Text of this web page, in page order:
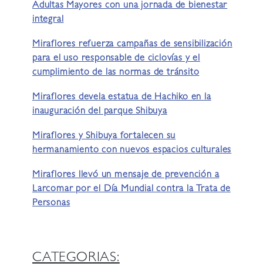
Adultas Mayores con una jornada de bienestar
integral
Miraflores refuerza campañas de sensibilización
para el uso responsable de ciclovías y el
cumplimiento de las normas de tránsito
Miraflores devela estatua de Hachiko en la
inauguración del parque Shibuya
Miraflores y Shibuya fortalecen su
hermanamiento con nuevos espacios culturales
Miraflores llevó un mensaje de prevención a
Larcomar por el Día Mundial contra la Trata de
Personas
CATEGORIAS: